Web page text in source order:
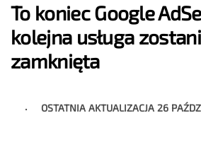
To koniec Google
kolejna usługa
zamknięta
OSTATNIA AKTUALIZACJA 26